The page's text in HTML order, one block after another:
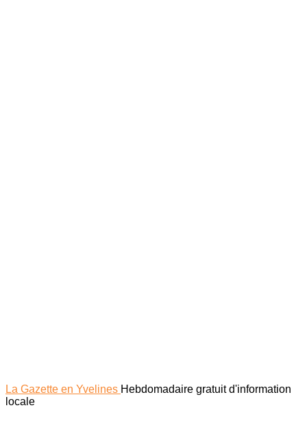
La Gazette en Yvelines Hebdomadaire gratuit d'information
locale